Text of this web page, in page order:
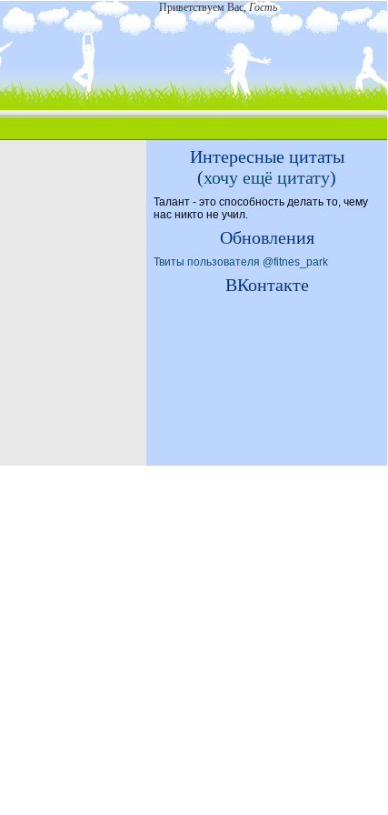
Приветствуем Вас,Гость
Интересные цитаты
(хочу ещё цитату)
Талант - это способность делать то, чему
нас никто не учил.
Обновления
Твиты пользователя @fitnes_park
ВКонтакте